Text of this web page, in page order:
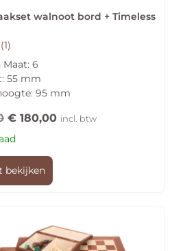
walnoot bord + Timeless
(1)
6
55 mm
95 mm
€ 180,00 incl. btw
bekijken